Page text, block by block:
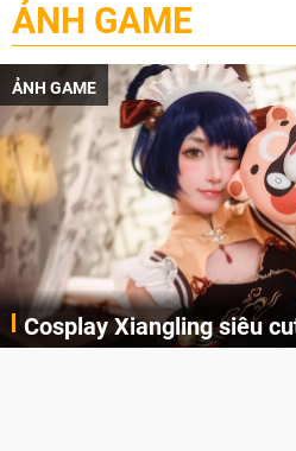
ẢNH GAME
ẢNH GAME
Lala Croft vừa nóng vừa
AI